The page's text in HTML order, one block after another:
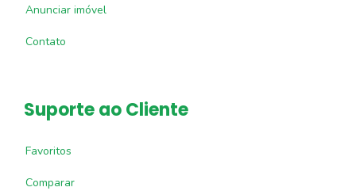
Anunciar imóvel
Contato
Suporte ao Cliente
Favoritos
Comparar